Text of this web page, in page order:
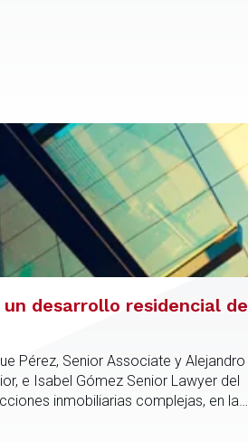
desarrollo residencial de
Pérez, Senior Associate y Alejandro
e Isabel Gómez Senior Lawyer del
inmobiliarias complejas, en las